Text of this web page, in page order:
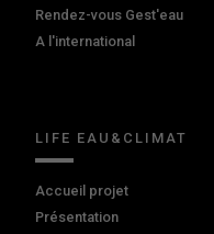
Rendez-vous Gest'eau
A l'international
LIFE EAU&CLIMAT
Accueil projet
Présentation